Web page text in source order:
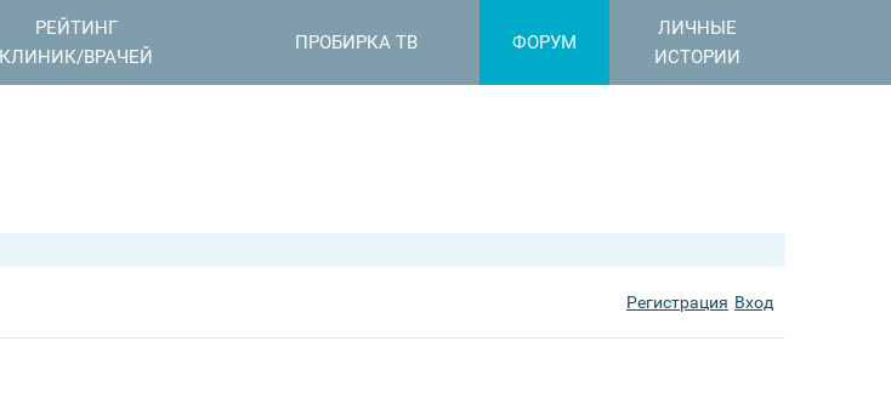
РЕЙТИНГ
КЛИНИК/ВРАЧЕЙ
ПРОБИРКА ТВ ФОРУМ
ЛИЧНЫЕ
ИСТОРИИ
Регистрация Вход